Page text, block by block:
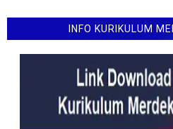
INFO KURIKULUM